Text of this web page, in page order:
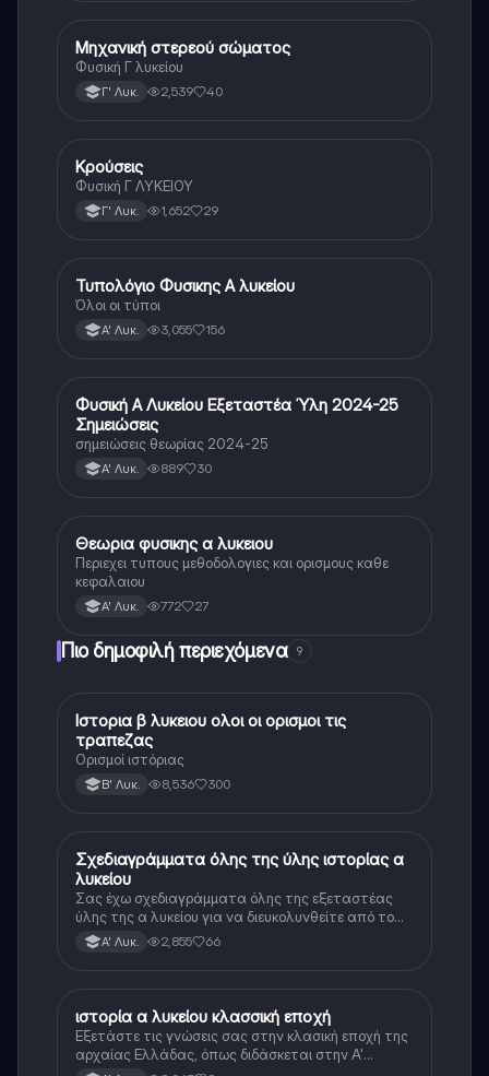
Φυσική
Μηχανική στερεού σώματος
Φυσική Γ λυκείου
Γ' Λυκ. 2,539 40
Φυσική
Κρούσεις
Φυσική Γ ΛΥΚΕΙΟΥ
Γ' Λυκ. 1,652 29
Φυσική
Τυπολόγιο Φυσικης Α λυκείου
Όλοι οι τύποι
Α' Λυκ. 3,055 156
Φυσική
Φυσική Α Λυκείου Εξεταστέα Ύλη 2024-25
Σημειώσεις
σημειώσεις θεωρίας 2024-25
Α' Λυκ. 889 30
Φυσική
Θεωρια φυσικης α λυκειου
Περιεχει τυπους μεθοδολογιες και ορισμους καθε
κεφαλαιου
Α' Λυκ. 772 27
Πιο δημοφιλή περιεχόμενα 9
Ιστορία
Ιστορια β λυκειου ολοι οι ορισμοι τις
τραπεζας
Ορισμοί ιστόριας
Β' Λυκ. 8,536 300
Ιστορία
Σχεδιαγράμματα όλης της ύλης ιστορίας α
λυκείου
Σας έχω σχεδιαγράμματα όλης της εξεταστέας
ύλης της α λυκείου για να διευκολυνθείτε από το
τεράστιο βάρος του βιβλίου
Α' Λυκ. 2,855 66
Ιστορία
ιστορία α λυκείου κλασσική εποχή
Εξετάστε τις γνώσεις σας στην κλασική εποχή της
αρχαίας Ελλάδας, όπως διδάσκεται στην Α'